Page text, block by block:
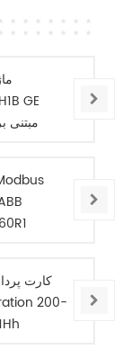
GE
کارت
200-